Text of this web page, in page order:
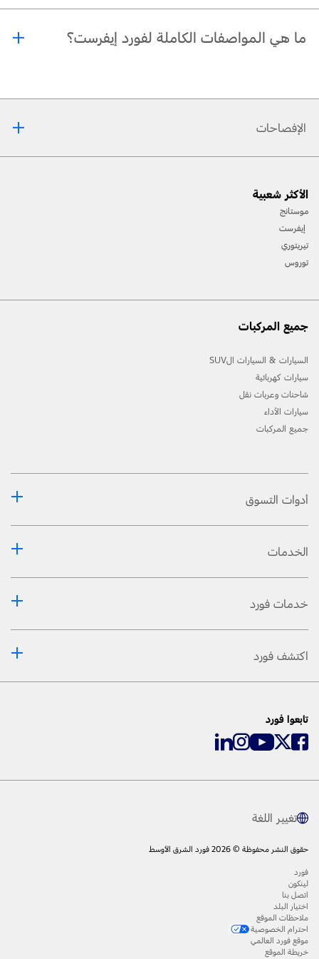
ما هي المواصفات الكاملة لفورد إيفرست؟
الإفصاحات
المسارات، وإستخدام معدّات السّلامة المناسبة.
[2] لن تتوفّر جميع ميّزات المركبة في جميع الأسواق. إتّصل بموزّع فورد المحلّي للحصول على أحدث
الأكثر شعبية
موستانج
إيفرست
تيريتوري
توروس
جميع المركبات
السيارات & السيارات الSUV
سيارات كهربائية
شاحنات وعربات نقل
سيارات الأداء
جميع المركبات
أدوات التسوق
الخدمات
خدمات فورد
اكتشف فورد
تابعوا فورد
تغيير اللغة
حقوق النشر محفوظة © 2026 فورد الشرق الأوسط
فورد
لينكون
اتصل بنا
اختيار البلد
ملاحظات الموقع
احترام الخصوصية
موقع فورد العالمي
خريطة الموقع